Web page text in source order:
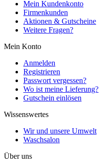
Mein Kundenkonto
Firmenkunden
Aktionen & Gutscheine
Weitere Fragen?
Mein Konto
Anmelden
Registrieren
Passwort vergessen?
Wo ist meine Lieferung?
Gutschein einlösen
Wissenswertes
Wir und unsere Umwelt
Waschsalon
Über uns